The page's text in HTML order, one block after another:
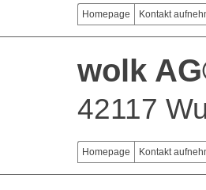
Homepage Kontakt
wolk
42117
Homepage Kontakt